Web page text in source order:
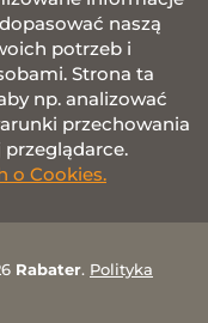
naszą
potrzeb i
Strona ta
np. analizować
przechowania
o Cookies.
Rabater. Polityka